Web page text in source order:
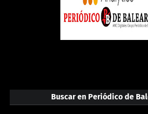
Buscar en Periódico de